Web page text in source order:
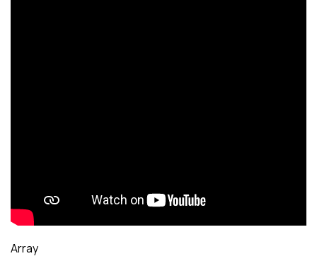
Array